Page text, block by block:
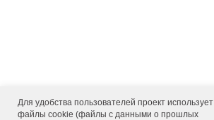
Для удобства пользователей проект использует
файлы cookie (файлы с данными о прошлых